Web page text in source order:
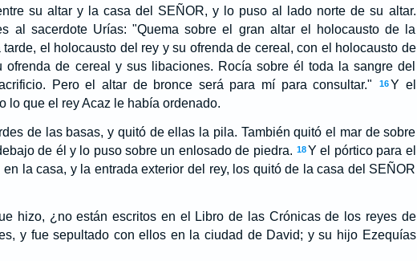
su altar y la casa del SEÑOR, y lo puso al lado norte de su altar.
al sacerdote Urías: "Quema sobre el gran altar el holocausto de la
el holocausto del rey y su ofrenda de cereal, con el holocausto de
de cereal y sus libaciones. Rocía sobre él toda la sangre del
Pero el altar de bronce será para mí para consultar."
16Y el
lo que el rey Acaz le había ordenado.
de las basas, y quitó de ellas la pila. También quitó el mar de sobre
de él y lo puso sobre un enlosado de piedra. 18Y el pórtico para el
la casa, y la entrada exterior del rey, los quitó de la casa del SEÑOR
hizo, ¿no están escritos en el Libro de las Crónicas de los reyes de
y fue sepultado con ellos en la ciudad de David; y su hijo Ezequías